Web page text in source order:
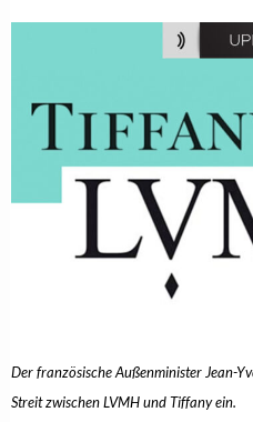
Der französische Außenminister Jean-
Streit zwischen LVMH und Tiffany ein.